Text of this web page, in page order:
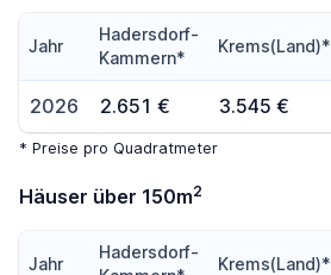
Jahr
Hadersdorf-
Kammern*
Krems(Land)*
2026 2.651 € 3.545 €
* Preise pro Quadratmeter
Häuser über 150m2
Jahr
Hadersdorf-
Krems(Land)*